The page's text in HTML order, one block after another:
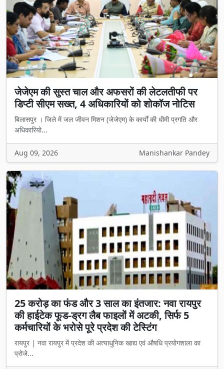
जेजेएम की सुस्त चाल और अफसरों की लेटलतीफी पर
डिप्टी सीएम सख्त, 4 अधिकारियों को शोकॉज नोटिस
बिलासपुर । जिले में जल जीवन मिशन (जेजेएम) के कार्यों की धीमी प्रगति और
अधिकारियो...
Aug 09, 2026 Manishankar Pandey
25 करोड़ का फंड और 3 साल का इंतजार: नवा रायपुर
की हाईटेक फूड-ड्रग लैब फाइलों में अटकी, सिर्फ 5
कर्मचारियों के भरोसे पूरे प्रदेश की टेस्टिंग
रायपुर | नवा रायपुर में प्रदेश की अत्याधुनिक खाद्य एवं औषधि प्रयोगशाला का
प्रोजे...